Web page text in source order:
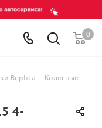
0
Replica - Колесные
4-